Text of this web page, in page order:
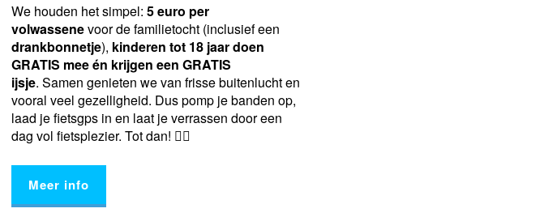
We houden het simpel: 5 euro per
volwassenevoor de familietocht (inclusief een
drankbonnetje), kinderen tot 18 jaar doen
GRATIS mee én krijgen een GRATIS
ijsje. Samen genieten we van frisse buitenlucht en
vooral veel gezelligheid. Dus pomp je banden op,
laad je fietsgps in en laat je verrassen door een
dag vol fietsplezier. Tot dan! 🚴‍♂️
Meer info